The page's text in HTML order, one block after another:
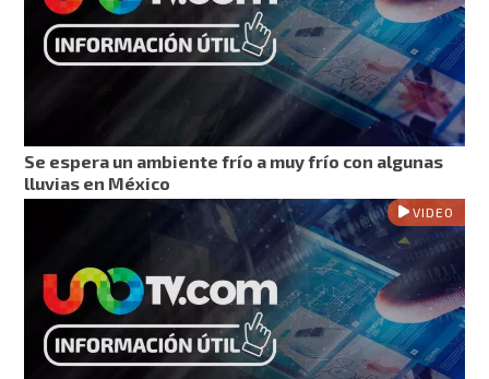
Se espera un ambiente frío a muy frío con algunas
lluvias en México
VIDEO